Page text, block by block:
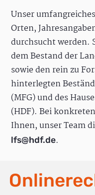
Unser
Orten,
durchsucht werden.
dem Bestand der
sowie den rein zu
hinterlegten
(MFG) und des
(HDF). Bei
Ihnen, unser Team
lfs@hdf.de.